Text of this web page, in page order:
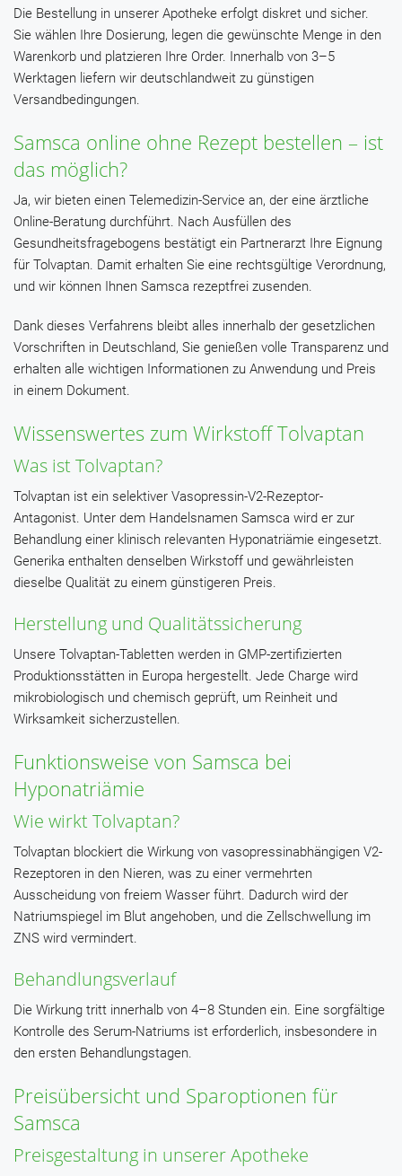
Die Bestellung in unserer Apotheke erfolgt diskret und sicher.
Sie wählen Ihre Dosierung, legen die gewünschte Menge in den
Warenkorb und platzieren Ihre Order. Innerhalb von 3–5
Werktagen liefern wir deutschlandweit zu günstigen
Versandbedingungen.
Samsca online ohne Rezept bestellen – ist
das möglich?
Ja, wir bieten einen Telemedizin-Service an, der eine ärztliche
Online-Beratung durchführt. Nach Ausfüllen des
Gesundheitsfragebogens bestätigt ein Partnerarzt Ihre Eignung
für Tolvaptan. Damit erhalten Sie eine rechtsgültige Verordnung,
und wir können Ihnen Samsca rezeptfrei zusenden.
Dank dieses Verfahrens bleibt alles innerhalb der gesetzlichen
Vorschriften in Deutschland, Sie genießen volle Transparenz und
erhalten alle wichtigen Informationen zu Anwendung und Preis
in einem Dokument.
Wissenswertes zum Wirkstoff Tolvaptan
Was ist Tolvaptan?
Tolvaptan ist ein selektiver Vasopressin-V2-Rezeptor-
Antagonist. Unter dem Handelsnamen Samsca wird er zur
Behandlung einer klinisch relevanten Hyponatriämie eingesetzt.
Generika enthalten denselben Wirkstoff und gewährleisten
dieselbe Qualität zu einem günstigeren Preis.
Herstellung und Qualitätssicherung
Unsere Tolvaptan-Tabletten werden in GMP-zertifizierten
Produktionsstätten in Europa hergestellt. Jede Charge wird
mikrobiologisch und chemisch geprüft, um Reinheit und
Wirksamkeit sicherzustellen.
Funktionsweise von Samsca bei
Hyponatriämie
Wie wirkt Tolvaptan?
Tolvaptan blockiert die Wirkung von vasopressinabhängigen V2-
Rezeptoren in den Nieren, was zu einer vermehrten
Ausscheidung von freiem Wasser führt. Dadurch wird der
Natriumspiegel im Blut angehoben, und die Zellschwellung im
ZNS wird vermindert.
Behandlungsverlauf
Die Wirkung tritt innerhalb von 4–8 Stunden ein. Eine sorgfältige
Kontrolle des Serum-Natriums ist erforderlich, insbesondere in
den ersten Behandlungstagen.
Preisübersicht und Sparoptionen für
Samsca
Preisgestaltung in unserer Apotheke